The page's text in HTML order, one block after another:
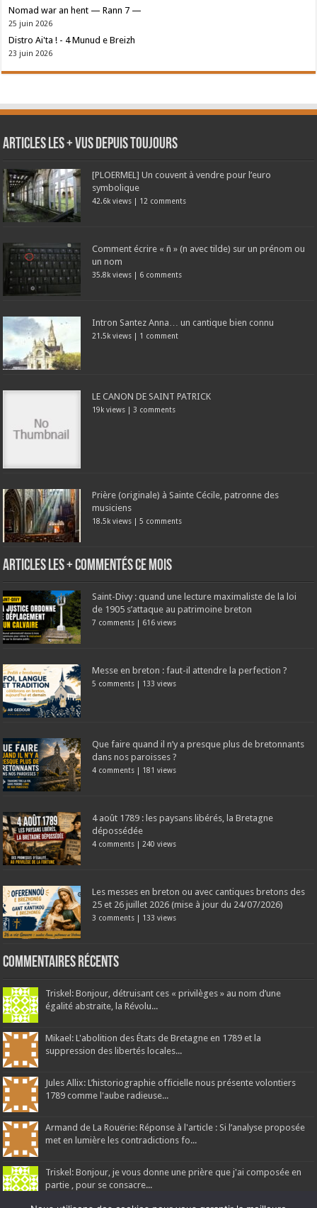
Nomad war an hent — Rann 7 —
25 juin 2026
Distro Ai'ta ! - 4 Munud e Breizh
23 juin 2026
Articles les + vus depuis toujours
[PLOERMEL] Un couvent à vendre pour l’euro
symbolique
42.6k views | 12 comments
Comment écrire « ñ » (n avec tilde) sur un prénom ou
un nom
35.8k views | 6 comments
Intron Santez Anna… un cantique bien connu
21.5k views | 1 comment
LE CANON DE SAINT PATRICK
19k views | 3 comments
Prière (originale) à Sainte Cécile, patronne des
musiciens
18.5k views |5 comments
Articles les + commentés ce mois
Saint-Divy : quand une lecture maximaliste de la loi
de 1905 s’attaque au patrimoine breton
7 comments | 616 views
Messe en breton : faut-il attendre la perfection ?
5 comments | 133 views
Que faire quand il n’y a presque plus de bretonnants
dans nos paroisses ?
4 comments | 181 views
4 août 1789 : les paysans libérés, la Bretagne
dépossédée
4 comments | 240 views
Les messes en breton ou avec cantiques bretons des
25 et 26 juillet 2026 (mise à jour du 24/07/2026)
3 comments | 133 views
Commentaires récents
Triskel: Bonjour, détruisant ces « privilèges » au nom d’une
égalité abstraite, la Révolu...
Mikael: L'abolition des États de Bretagne en 1789 et la
suppression des libertés locales...
Jules Allix: L’historiographie officielle nous présente volontiers
1789 comme l'aube radieuse...
Armand de La Rouërie: Réponse à l'article : Si l’analyse proposée
met en lumière les contradictions fo...
Triskel: Bonjour, je vous donne une prière que j'ai composée en
partie , pour se consacre...